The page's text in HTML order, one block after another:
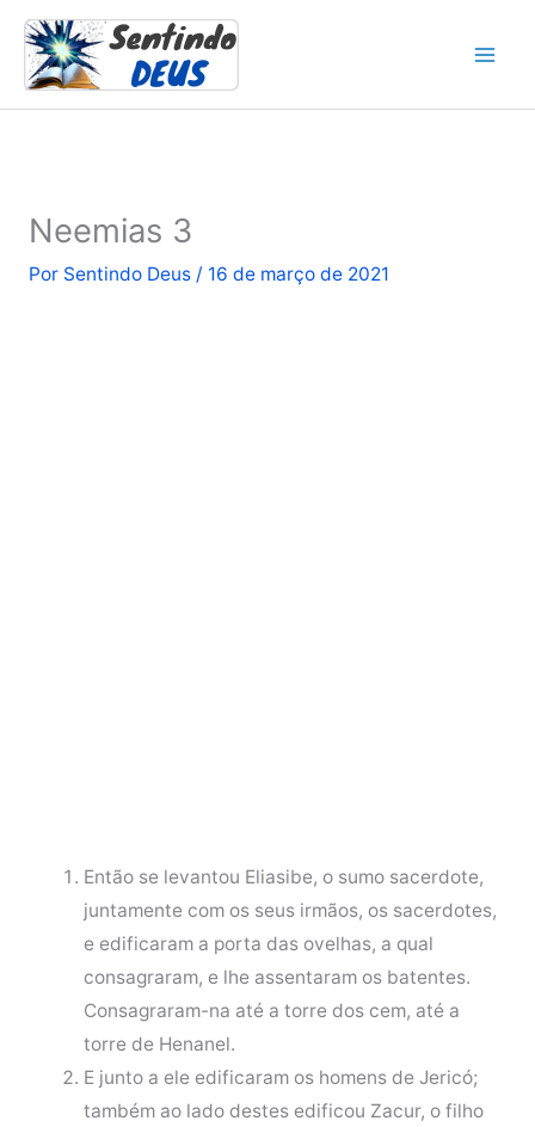
para
conteúdo
Neemias 3
Por Sentindo Deus / 16 de março de 2021
Então se levantou Eliasibe, o sumo sacerdote,
juntamente com os seus irmãos, os sacerdotes,
e edificaram a porta das ovelhas, a qual
consagraram, e lhe assentaram os batentes.
Consagraram-na até a torre dos cem, até a
torre de Henanel.
E junto a ele edificaram os homens de Jericó;
também ao lado destes edificou Zacur, o filho